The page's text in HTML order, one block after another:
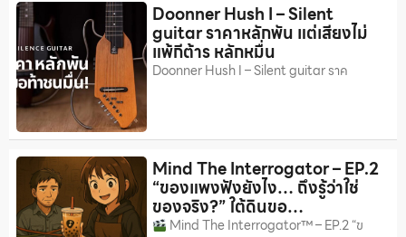
Doonner Hush I – Silent
guitar ราคาหลักพัน แต่เสียงไม่
แพ้กีต้าร หลักหมื่น
Doonner Hush I – Silent guitar ราค
Mind The Interrogator – EP.2
“ของแพงฟังยังไง… ถึงรู้ว่าใช่
ของจริง?” ใต้ดินขอ…
Mind The Interrogator™ – EP.2 “ข